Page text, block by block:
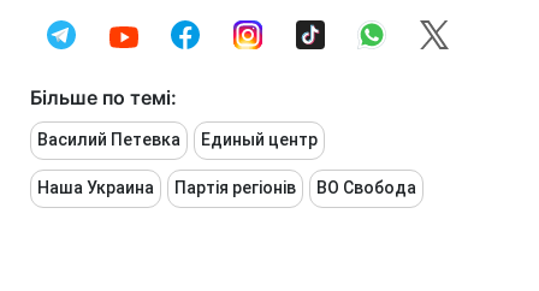
Більше по темі:
Василий Петевка Единый центр
Наша Украина Партія регіонів ВО Свобода